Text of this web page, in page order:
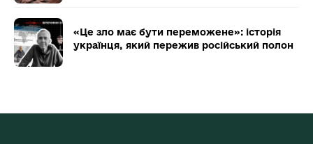
«Це зло має бути переможене»: історія
українця, який пережив російський полон